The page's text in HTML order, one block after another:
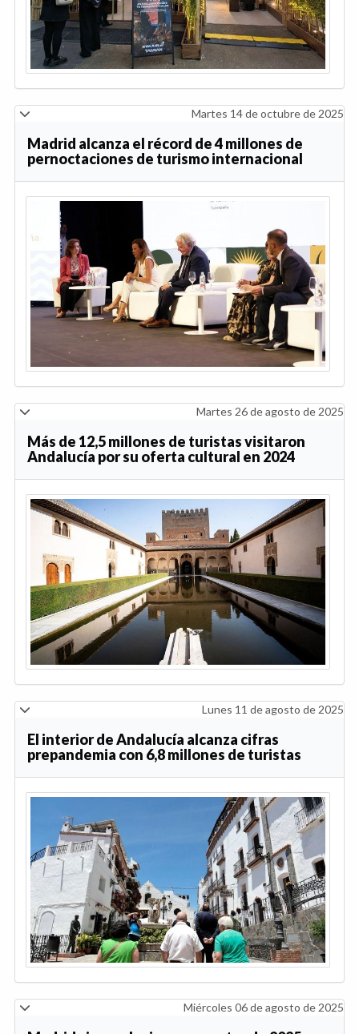
Martes 14 de octubre de 2025
Madrid alcanza el récord de 4 millones de
pernoctaciones de turismo internacional
Martes 26 de agosto de 2025
Más de 12,5 millones de turistas visitaron
Andalucía por su oferta cultural en 2024
Lunes 11 de agosto de 2025
El interior de Andalucía alcanza cifras
prepandemia con 6,8 millones de turistas
Miércoles 06 de agosto de 2025